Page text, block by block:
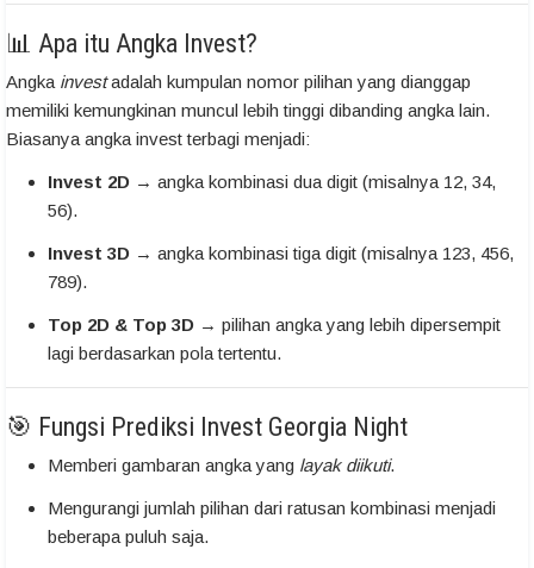
📊 Apa itu Angka Invest?
Angka investadalah kumpulan nomor pilihan yang dianggap
memiliki kemungkinan muncul lebih tinggi dibanding angka lain.
Biasanya angka invest terbagi menjadi:
Invest 2D → angka kombinasi dua digit (misalnya 12, 34,
56).
Invest 3D → angka kombinasi tiga digit (misalnya 123, 456,
789).
Top 2D & Top 3D → pilihan angka yang lebih dipersempit
lagi berdasarkan pola tertentu.
🎯 Fungsi Prediksi Invest Georgia Night
Memberi gambaran angka yang layak diikuti.
Mengurangi jumlah pilihan dari ratusan kombinasi menjadi
beberapa puluh saja.